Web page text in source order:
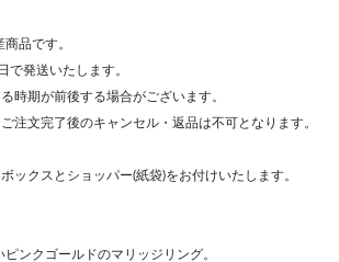
品です。
で発送いたします。
時期が前後する場合がございます。
注文完了後のキャンセル・返品は不可となります。
ックスとショッパー(紙袋)をお付けいたします。
ンクゴールドのマリッジリング。